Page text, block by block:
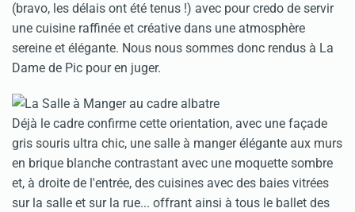
(bravo, les délais ont été tenus !) avec pour credo de servir
une cuisine raffinée et créative dans une atmosphère
sereine et élégante. Nous nous sommes donc rendus à La
Dame de Pic pour en juger.
Déjà le cadre confirme cette orientation, avec une façade
gris souris ultra chic, une salle à manger élégante aux murs
en brique blanche contrastant avec une moquette sombre
et, à droite de l'entrée, des cuisines avec des baies vitrées
sur la salle et sur la rue... offrant ainsi à tous le ballet des